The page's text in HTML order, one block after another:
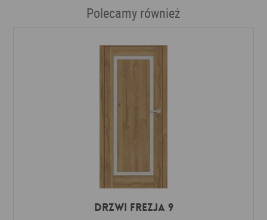
Polecamy również
DRZWI FREZJA 9